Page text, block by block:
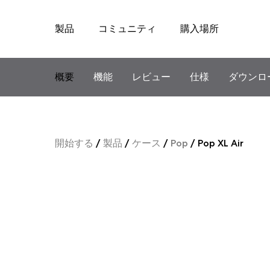
製品 コミュニティ 購入場所
概要
機能 レビュー 仕様 ダウンロ
開始する /製品 /ケース / Pop / Pop XL Air